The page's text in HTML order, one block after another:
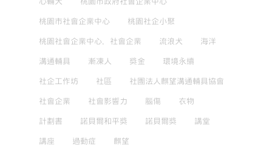
桃園市社會企業中心 桃園社企小聚
桃園社會企業中心，社會企業 流浪犬 海洋
溝通輔具 漸凍人 獎金 環境永續
社企工作坊 社區 社團法人麒望溝通輔具協會
社會企業 社會影響力 腦傷 衣物
計劃書 諾貝爾和平獎 諾貝爾獎 講堂
講座 過動症 麒望